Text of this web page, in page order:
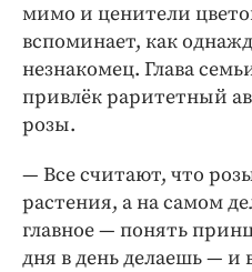
мимо и ценители
вспоминает, как
незнакомец. Глава
привлёк раритетный
розы.
— Все считают, что
растения, а на самом
главное — понять
дня в день делаешь — и